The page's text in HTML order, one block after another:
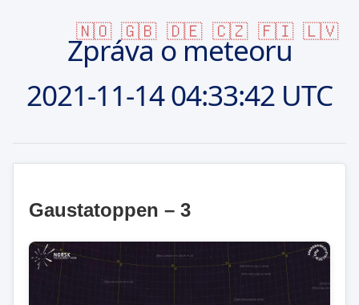
🇳🇴 🇬🇧 🇩🇪 🇨🇿 🇫🇮 🇱🇻
Zpráva o meteoru
2021-11-1404:33:42 UTC
Gaustatoppen – 3